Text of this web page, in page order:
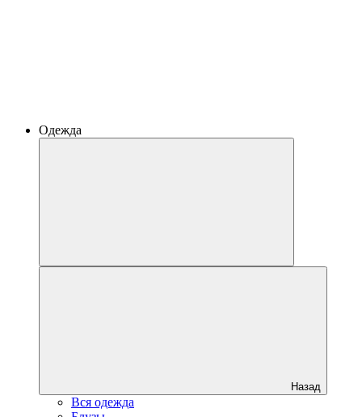
Одежда
Назад
Вся одежда